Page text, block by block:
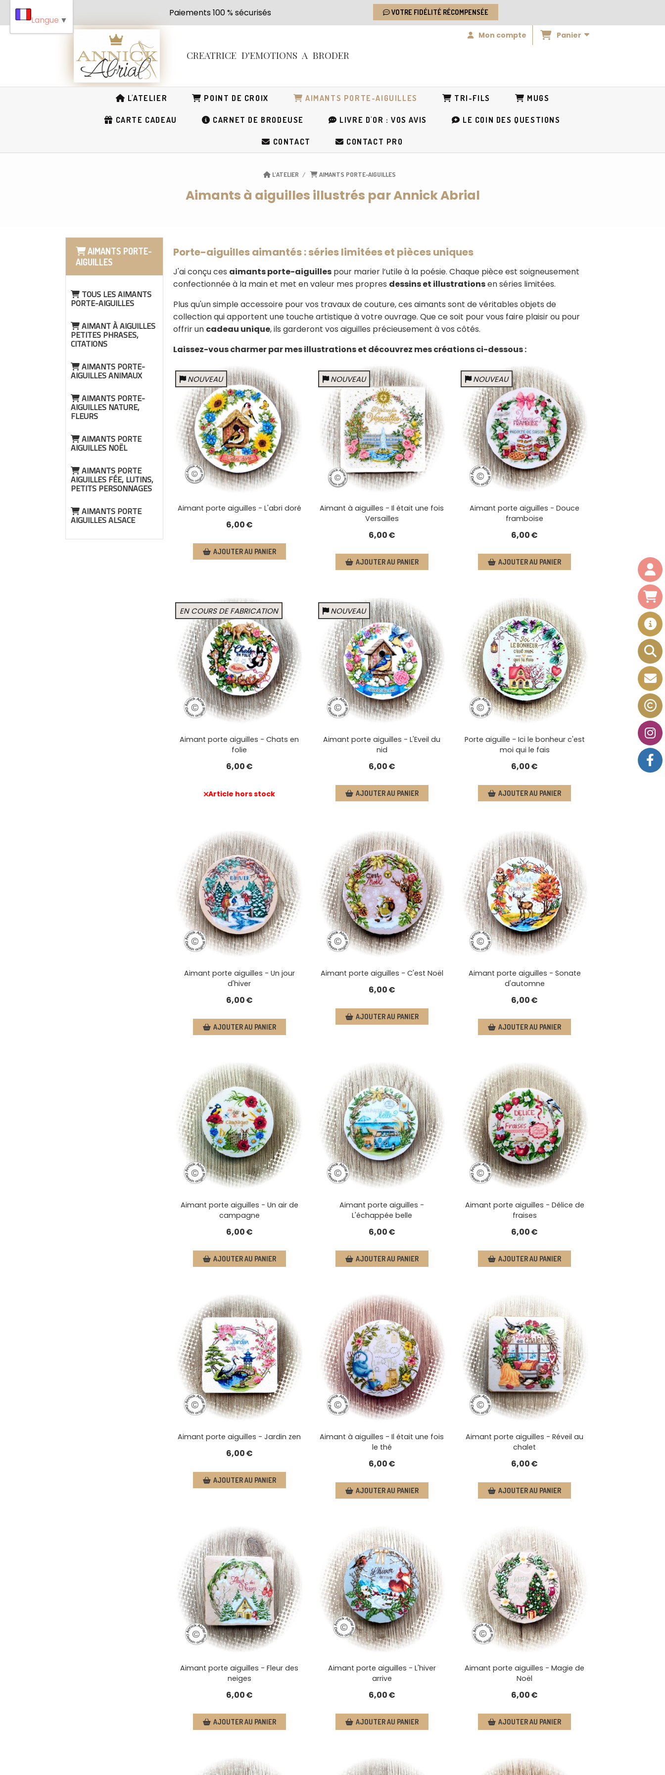
Paiements 100 % sécurisés VOTRE FIDÉLITÉ RÉCOMPENSÉE
CREATRICE D'EMOTIONS A BRODER
Mon compte Panier
L'ATELIER POINT DE CROIX AIMANTS PORTE-AIGUILLES TRI-FILS MUGS
CARTE CADEAU CARNET DE BRODEUSE LIVRE D'OR : VOS AVIS LE COIN DES QUESTIONS
CONTACT CONTACT PRO
AIMANTS PORTE-
AIGUILLES
TOUS LES AIMANTS
PORTE-AIGUILLES
AIMANT À AIGUILLES
PETITES PHRASES,
CITATIONS
AIMANTS PORTE-
AIGUILLES ANIMAUX
AIMANTS PORTE-
AIGUILLES NATURE,
FLEURS
AIMANTS PORTE
AIGUILLES NOËL
AIMANTS PORTE
AIGUILLES FÉE, LUTINS,
PETITS PERSONNAGES
AIMANTS PORTE
AIGUILLES ALSACE
L'ATELIER AIMANTS PORTE-AIGUILLES
Aimants à aiguilles illustrés par Annick Abrial
Porte-aiguilles aimantés : séries limitées et pièces uniques
J'ai conçu ces aimants porte-aiguilles pour marier l’utile à la poésie. Chaque pièce est soigneusement
confectionnée à la main et met en valeur mes propres dessins et illustrationsen séries limitées.
Plus qu'un simple accessoire pour vos travaux de couture, ces aimants sont de véritables objets de
collection qui apportent une touche artistique à votre ouvrage. Que ce soit pour vous faire plaisir ou pour
offrir un cadeau unique, ils garderont vos aiguilles précieusement à vos côtés.
Laissez-vous charmer par mes illustrations et découvrez mes créations ci-dessous :
NOUVEAU
Aimant porte aiguilles - L'abri doré
6,00€
AJOUTER AU PANIER
NOUVEAU
Aimant à aiguilles - Il était une fois
Versailles
6,00€
AJOUTER AU PANIER
NOUVEAU
Aimant porte aiguilles - Douce
framboise
6,00€
AJOUTER AU PANIER
EN COURS DE FABRICATION
Aimant porte aiguilles - Chats en
folie
6,00€
Article hors stock
NOUVEAU
Aimant porte aiguilles - L'Eveil du
nid
6,00€
AJOUTER AU PANIER
Porte aiguille - Ici le bonheur c'est
moi qui le fais
6,00€
AJOUTER AU PANIER
Aimant porte aiguilles - Un jour
d'hiver
6,00€
AJOUTER AU PANIER
Aimant porte aiguilles - C'est Noël
6,00€
AJOUTER AU PANIER
Aimant porte aiguilles - Sonate
d'automne
6,00€
AJOUTER AU PANIER
Aimant porte aiguilles - Un air de
campagne
6,00€
AJOUTER AU PANIER
Aimant porte aiguilles -
L'échappée belle
6,00€
AJOUTER AU PANIER
Aimant porte aiguilles - Délice de
fraises
6,00€
AJOUTER AU PANIER
Aimant porte aiguilles - Jardin zen
6,00€
AJOUTER AU PANIER
Aimant à aiguilles - Il était une fois
le thé
6,00€
AJOUTER AU PANIER
Aimant porte aiguilles - Réveil au
chalet
6,00€
AJOUTER AU PANIER
Aimant porte aiguilles - Fleur des
neiges
6,00€
AJOUTER AU PANIER
Aimant porte aiguilles - L'hiver
arrive
6,00€
AJOUTER AU PANIER
Aimant porte aiguilles - Magie de
Noël
6,00€
AJOUTER AU PANIER
Langue ▼